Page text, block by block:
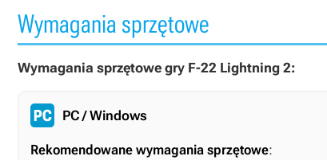
Wymagania sprzętowe
Wymagania sprzętowe gry F-22 Lightning 2:
PC / Windows
Rekomendowane wymagania sprzętowe: